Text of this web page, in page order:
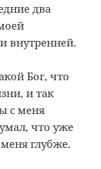
два
внутренней.
Бог, что
и так
с меня
что уже
глубже.